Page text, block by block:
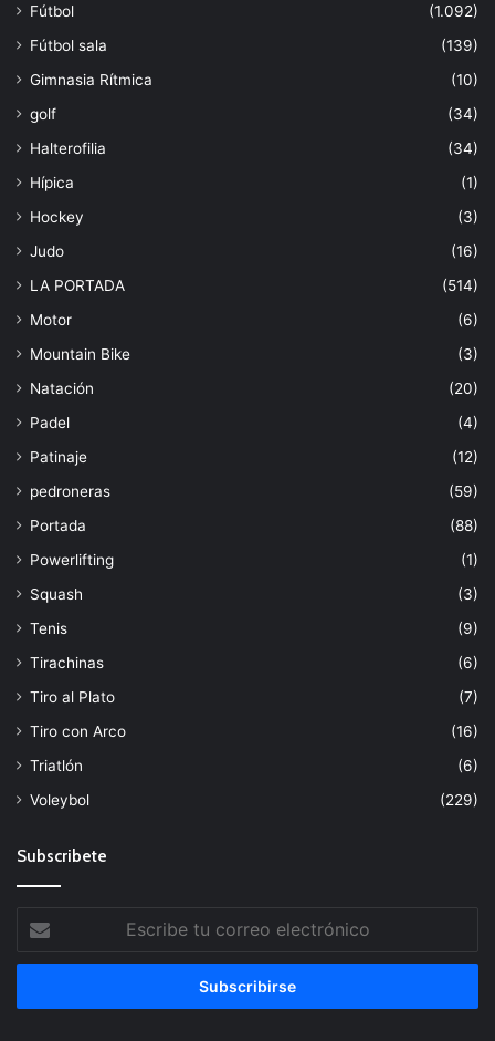
Fútbol
(1.092)
Fútbol sala
(139)
Gimnasia Rítmica
(10)
golf
(34)
Halterofilia
(34)
Hípica
(1)
Hockey
(3)
Judo
(16)
LA PORTADA
(514)
Motor
(6)
Mountain Bike
(3)
Natación
(20)
Padel
(4)
Patinaje
(12)
pedroneras
(59)
Portada
(88)
Powerlifting
(1)
Squash
(3)
Tenis
(9)
Tirachinas
(6)
Tiro al Plato
(7)
Tiro con Arco
(16)
Triatlón
(6)
Voleybol
(229)
Subscribete
tu
correo